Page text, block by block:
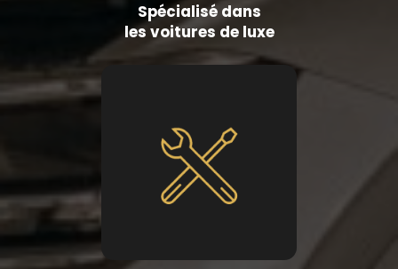
Spécialisé dans
les voitures de luxe